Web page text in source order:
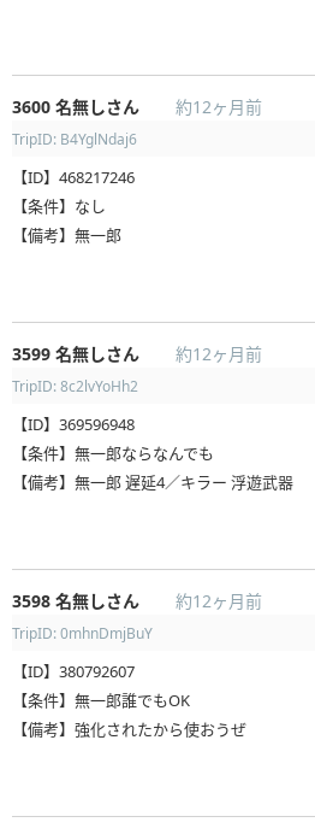
3600 名無しさん 約12ヶ月前
TripID: B4YglNdaj6
【ID】468217246
【条件】なし
【備考】無一郎
3599 名無しさん 約12ヶ月前
TripID: 8c2lvYoHh2
【ID】369596948
【条件】無一郎ならなんでも
【備考】無一郎 遅延4／キラー 浮遊武器
3598 名無しさん 約12ヶ月前
TripID: 0mhnDmjBuY
【ID】380792607
【条件】無一郎誰でもOK
【備考】強化されたから使おうぜ